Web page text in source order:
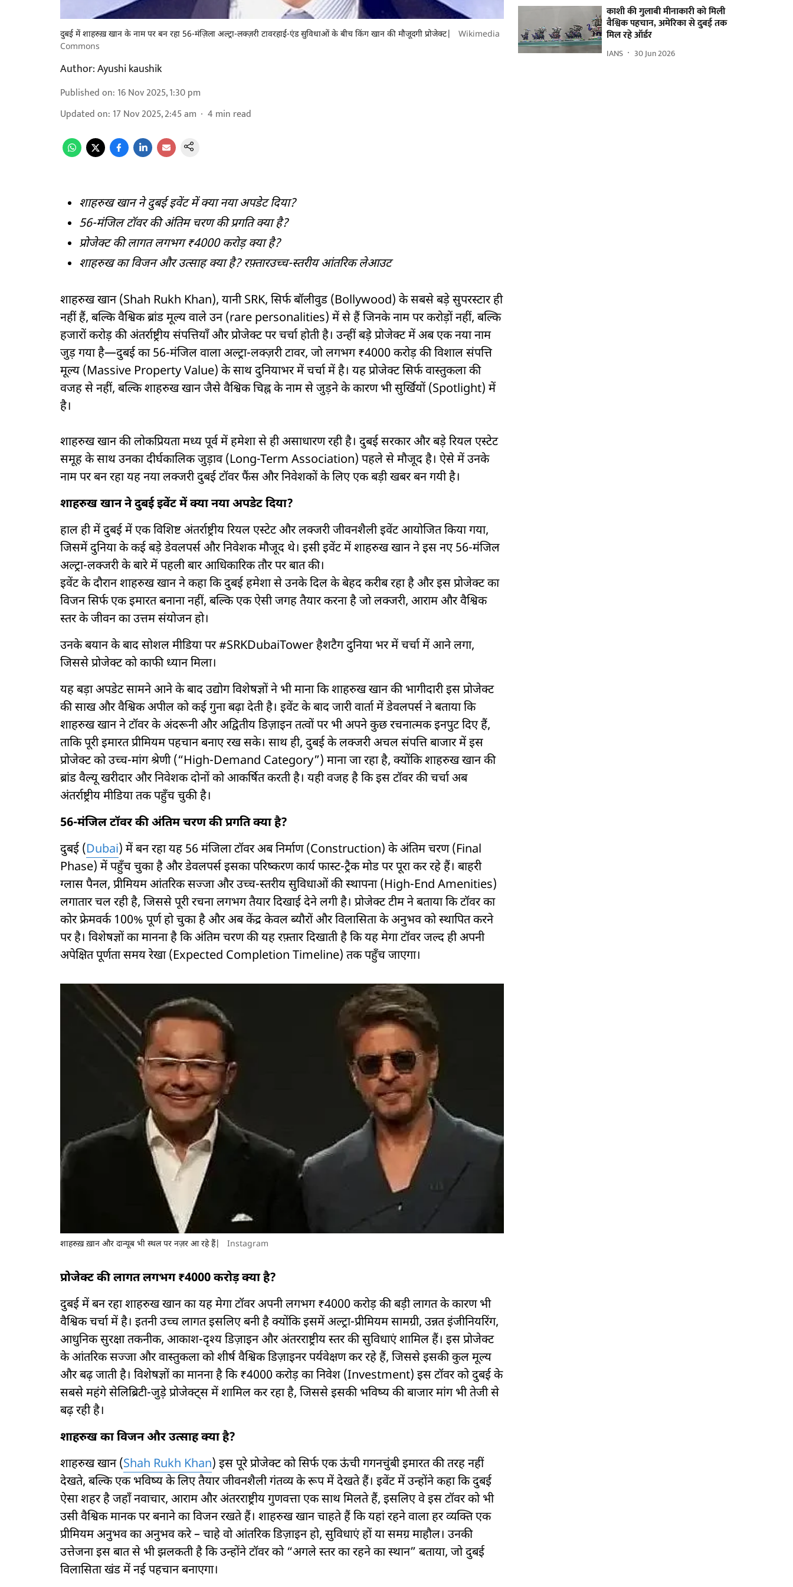
दुबई में शाहरुख़ खान के नाम पर बन रहा 56-मंज़िला अल्ट्रा-लक्ज़री टावरहाई-एंड सुविधाओं के बीच किंग खान की मौजूदगी प्रोजेक्ट|
Wikimedia
Commons
Author:Ayushi kaushik
Published on: 16 Nov 2025, 1:30 pm
Updated on: 17 Nov 2025, 2:45 am 4 min read
शाहरुख खान ने दुबई इवेंट में क्या नया अपडेट दिया?
56-मंजिल टॉवर की अंतिम चरण की प्रगति क्या है?
प्रोजेक्ट की लागत लगभग ₹4000 करोड़ क्या है?
शाहरुख का विजन और उत्साह क्या है? रफ़्तारउच्च-स्तरीय आंतरिक लेआउट
शाहरुख खान (Shah Rukh Khan), यानी SRK, सिर्फ बॉलीवुड (Bollywood) के सबसे बड़े सुपरस्टार ही
नहीं हैं, बल्कि वैश्विक ब्रांड मूल्य वाले उन (rare personalities) में से हैं जिनके नाम पर करोड़ों नहीं, बल्कि
हजारों करोड़ की अंतर्राष्ट्रीय संपत्तियाँ और प्रोजेक्ट पर चर्चा होती है। उन्हीं बड़े प्रोजेक्ट में अब एक नया नाम
जुड़ गया है—दुबई का 56-मंजिल वाला अल्ट्रा-लक्ज़री टावर, जो लगभग ₹4000 करोड़ की विशाल संपत्ति
मूल्य (Massive Property Value) के साथ दुनियाभर में चर्चा में है। यह प्रोजेक्ट सिर्फ वास्तुकला की
वजह से नहीं, बल्कि शाहरुख खान जैसे वैश्विक चिह्न के नाम से जुड़ने के कारण भी सुर्खियों (Spotlight) में
है।
शाहरुख खान की लोकप्रियता मध्य पूर्व में हमेशा से ही असाधारण रही है। दुबई सरकार और बड़े रियल एस्टेट
समूह के साथ उनका दीर्घकालिक जुड़ाव (Long-Term Association) पहले से मौजूद है। ऐसे में उनके
नाम पर बन रहा यह नया लक्जरी दुबई टॉवर फैंस और निवेशकों के लिए एक बड़ी खबर बन गयी है।
शाहरुख खान ने दुबई इवेंट में क्या नया अपडेट दिया?
हाल ही में दुबई में एक विशिष्ट अंतर्राष्ट्रीय रियल एस्टेट और लक्जरी जीवनशैली इवेंट आयोजित किया गया,
जिसमें दुनिया के कई बड़े डेवलपर्स और निवेशक मौजूद थे। इसी इवेंट में शाहरुख खान ने इस नए 56-मंजिल
अल्ट्रा-लक्जरी के बारे में पहली बार आधिकारिक तौर पर बात की।
इवेंट के दौरान शाहरुख खान ने कहा कि दुबई हमेशा से उनके दिल के बेहद करीब रहा है और इस प्रोजेक्ट का
विजन सिर्फ एक इमारत बनाना नहीं, बल्कि एक ऐसी जगह तैयार करना है जो लक्जरी, आराम और वैश्विक
स्तर के जीवन का उत्तम संयोजन हो।
उनके बयान के बाद सोशल मीडिया पर #SRKDubaiTower हैशटैग दुनिया भर में चर्चा में आने लगा,
जिससे प्रोजेक्ट को काफी ध्यान मिला।
यह बड़ा अपडेट सामने आने के बाद उद्योग विशेषज्ञों ने भी माना कि शाहरुख खान की भागीदारी इस प्रोजेक्ट
की साख और वैश्विक अपील को कई गुना बढ़ा देती है। इवेंट के बाद जारी वार्ता में डेवलपर्स ने बताया कि
शाहरुख खान ने टॉवर के अंदरूनी और अद्वितीय डिज़ाइन तत्वों पर भी अपने कुछ रचनात्मक इनपुट दिए हैं,
ताकि पूरी इमारत प्रीमियम पहचान बनाए रख सके। साथ ही, दुबई के लक्जरी अचल संपत्ति बाजार में इस
प्रोजेक्ट को उच्च-मांग श्रेणी (“High-Demand Category”) माना जा रहा है, क्योंकि शाहरुख खान की
ब्रांड वैल्यू खरीदार और निवेशक दोनों को आकर्षित करती है। यही वजह है कि इस टॉवर की चर्चा अब
अंतर्राष्ट्रीय मीडिया तक पहुँच चुकी है।
56-मंजिल टॉवर की अंतिम चरण की प्रगति क्या है?
दुबई (Dubai) में बन रहा यह 56 मंजिला टॉवर अब निर्माण (Construction) के अंतिम चरण (Final
Phase) में पहुँच चुका है और डेवलपर्स इसका परिष्करण कार्य फास्ट-ट्रैक मोड पर पूरा कर रहे हैं। बाहरी
ग्लास पैनल, प्रीमियम आंतरिक सज्जा और उच्च-स्तरीय सुविधाओं की स्थापना (High-End Amenities)
लगातार चल रही है, जिससे पूरी रचना लगभग तैयार दिखाई देने लगी है। प्रोजेक्ट टीम ने बताया कि टॉवर का
कोर फ्रेमवर्क 100% पूर्ण हो चुका है और अब केंद्र केवल ब्यौरों और विलासिता के अनुभव को स्थापित करने
पर है। विशेषज्ञों का मानना है कि अंतिम चरण की यह रफ़्तार दिखाती है कि यह मेगा टॉवर जल्द ही अपनी
अपेक्षित पूर्णता समय रेखा (Expected Completion Timeline) तक पहुँच जाएगा।
शाहरुख़ ख़ान और दान्यूब भी स्थल पर नज़र आ रहे हैं| Instagram
प्रोजेक्ट की लागत लगभग ₹4000 करोड़ क्या है?
दुबई में बन रहा शाहरुख खान का यह मेगा टॉवर अपनी लगभग ₹4000 करोड़ की बड़ी लागत के कारण भी
वैश्विक चर्चा में है। इतनी उच्च लागत इसलिए बनी है क्योंकि इसमें अल्ट्रा-प्रीमियम सामग्री, उन्नत इंजीनियरिंग,
आधुनिक सुरक्षा तकनीक, आकाश-दृश्य डिज़ाइन और अंतरराष्ट्रीय स्तर की सुविधाएं शामिल हैं। इस प्रोजेक्ट
के आंतरिक सज्जा और वास्तुकला को शीर्ष वैश्विक डिज़ाइनर पर्यवेक्षण कर रहे हैं, जिससे इसकी कुल मूल्य
और बढ़ जाती है। विशेषज्ञों का मानना है कि ₹4000 करोड़ का निवेश (Investment) इस टॉवर को दुबई के
सबसे महंगे सेलिब्रिटी-जुड़े प्रोजेक्ट्स में शामिल कर रहा है, जिससे इसकी भविष्य की बाजार मांग भी तेजी से
बढ़ रही है।
शाहरुख का विजन और उत्साह क्या है?
शाहरुख खान (Shah Rukh Khan) इस पूरे प्रोजेक्ट को सिर्फ एक ऊंची गगनचुंबी इमारत की तरह नहीं
देखते, बल्कि एक भविष्य के लिए तैयार जीवनशैली गंतव्य के रूप में देखते हैं। इवेंट में उन्होंने कहा कि दुबई
ऐसा शहर है जहाँ नवाचार, आराम और अंतरराष्ट्रीय गुणवत्ता एक साथ मिलते हैं, इसलिए वे इस टॉवर को भी
उसी वैश्विक मानक पर बनाने का विजन रखते हैं। शाहरुख खान चाहते हैं कि यहां रहने वाला हर व्यक्ति एक
प्रीमियम अनुभव का अनुभव करे – चाहे वो आंतरिक डिज़ाइन हो, सुविधाएं हों या समग्र माहौल। उनकी
उत्तेजना इस बात से भी झलकती है कि उन्होंने टॉवर को “अगले स्तर का रहने का स्थान” बताया, जो दुबई
विलासिता खंड में नई पहचान बनाएगा।
काशी की गुलाबी मीनाकारी को मिली
वैश्विक पहचान, अमेरिका से दुबई तक
मिल रहे ऑर्डर
IANS 30 Jun 2026